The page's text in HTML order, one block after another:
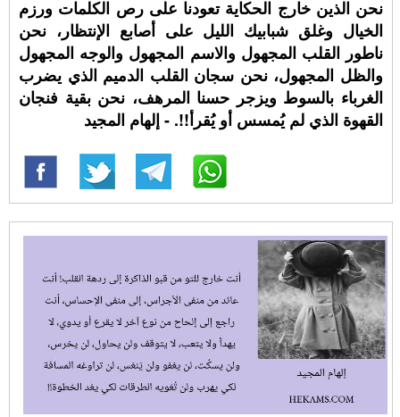
نحن الذين خارج الحكاية تعودنا على رص الكلمات ورزم
الخيال وغلق شبابيك الليل على أصابع الإنتظار، نحن
ناطور القلب المجهول والاسم المجهول والوجه المجهول
والظل المجهول، نحن سجان القلب الدميم الذي يضرب
الغرباء بالسوط ويزجر حسنا المرهف، نحن بقية فنجان
القهوة الذي لم يُمسس أو يُقرأ!!. - إلهام المجيد